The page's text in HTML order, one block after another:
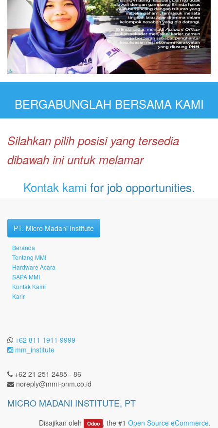
BERGABUNGLAH BERSAMA KAMI
Silahkan pilih posisi yang tersedia
dibawah ini untuk melamar
Kontak kami for job opportunities.
PT. Micro Madani Institute
Beranda
Tentang MMI
Hardware Acara
SAPA MMI
Kontak Kami
Karir
+62 811 1911 9999
mm_institute
+62 21 251 2485 - 86
noreply@mmi-pnm.co.id
MICRO MADANI INSTITUTE, PT
Disajikan oleh Odoo , the #1 Open Source eCommerce.